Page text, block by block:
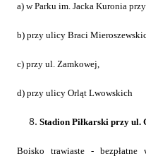
a) w Parku im. Jacka Kuronia
b) przy ulicy Braci
c) przy ul. Zamkowej,
d) przy ulicy Orląt Lwowskich
Stadion Piłkarski przy ul.
Boisko trawiaste -